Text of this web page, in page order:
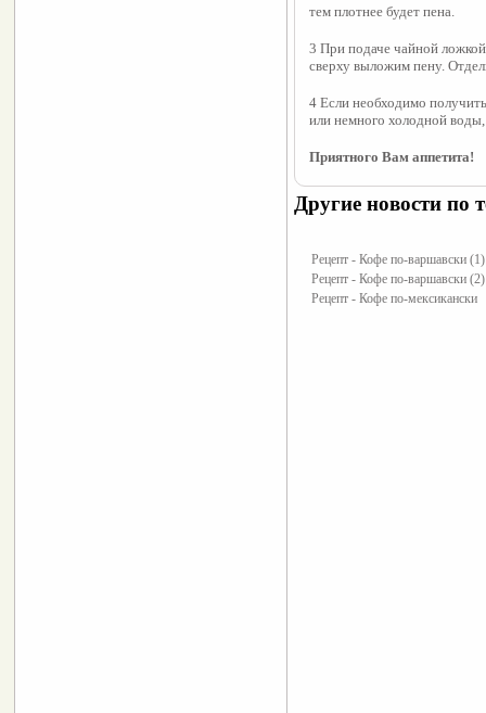
тем плотнее будет пена.
3 При подаче чайной
сверху выложим пену.
4 Если необходимо
или немного холодной
Приятного Вам аппетита!
Другие новости по
Рецепт - Кофе по-варшавски (1)
Рецепт - Кофе по-варшавски (2)
Рецепт - Кофе по-мексикански